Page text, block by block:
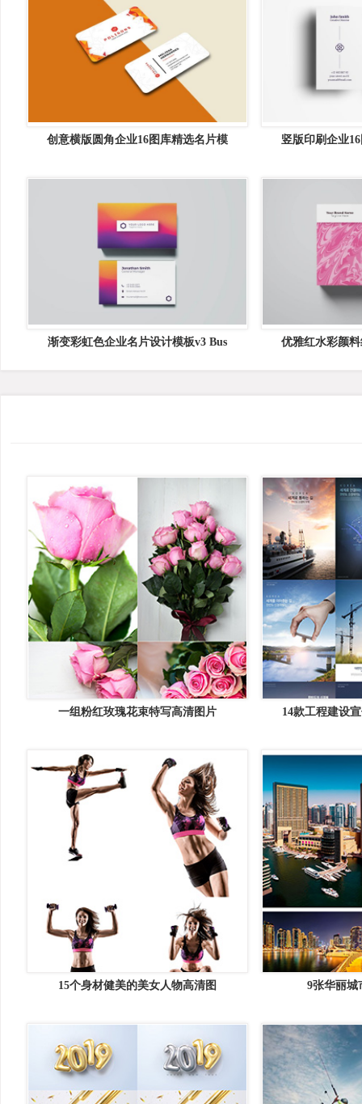
创意横版圆角企业16图库精选名片模 竖版印刷企业
渐变彩虹色企业名片设计模板v3 Bus 优雅红水彩颜
一组粉红玫瑰花束特写高清图片 14款工程建设
15个身材健美的美女人物高清图 9张华丽城